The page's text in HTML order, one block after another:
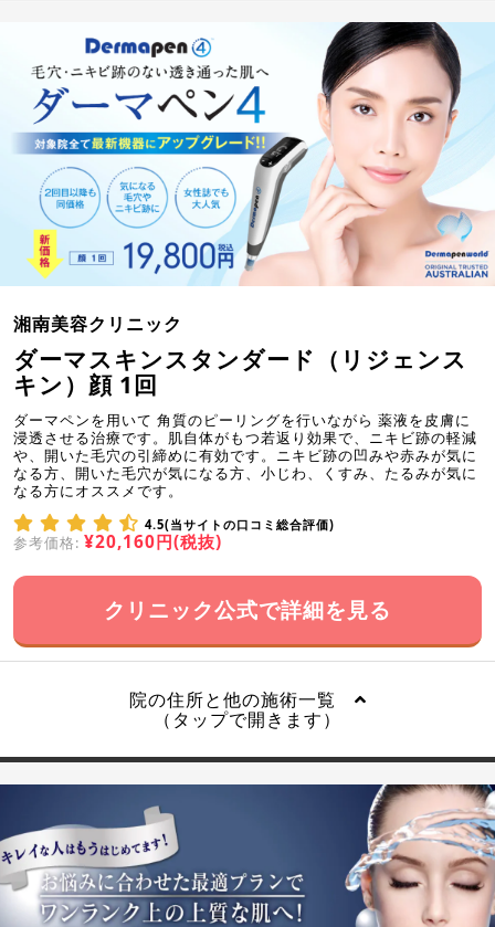
湘南美容クリニック
ダーマスキンスタンダード（リジェンス
キン）顔 1回
ダーマペンを用いて 角質のピーリングを行いながら 薬液を皮膚に
浸透させる治療です。肌自体がもつ若返り効果で、ニキビ跡の軽減
や、開いた毛穴の引締めに有効です。ニキビ跡の凹みや赤みが気に
なる方、開いた毛穴が気になる方、小じわ、くすみ、たるみが気に
なる方にオススメです。
4.5(当サイトの口コミ総合評価)
参考価格: ¥20,160円(税抜)
クリニック公式で詳細を見る
院の住所と他の施術一覧
（タップで開きます）